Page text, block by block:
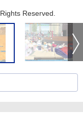
Reserved.